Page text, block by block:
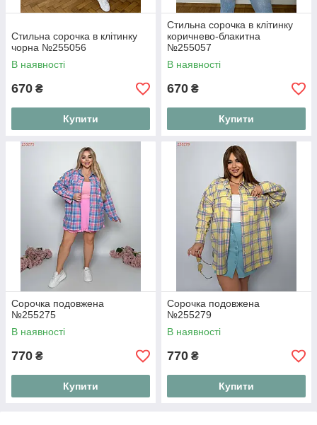
Стильна сорочка в клітинку
чорна №255056
В наявності
670 ₴
Купити
Стильна сорочка в клітинку
коричнево-блакитна
№255057
В наявності
670 ₴
Купити
Сорочка подовжена
№255275
В наявності
770 ₴
Купити
Сорочка подовжена
№255279
В наявності
770 ₴
Купити